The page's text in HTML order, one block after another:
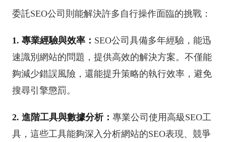
委託SEO公司則能解決許多自行操作面臨的挑戰：
1. 專業經驗與效率： SEO公司具備多年經驗，能迅
速識別網站的問題，提供高效的解決方案。不僅能
夠減少錯誤風險，還能提升策略的執行效率，避免
搜尋引擎懲罰。
2. 進階工具與數據分析： 專業公司使用高級SEO工
具，這些工具能夠深入分析網站的SEO表現、競爭